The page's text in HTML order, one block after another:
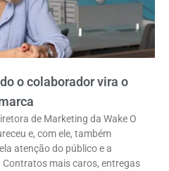
o colaborador vira o
de Marketing da Wake O
e, com ele, também
atenção do público e a
mais caros, entregas